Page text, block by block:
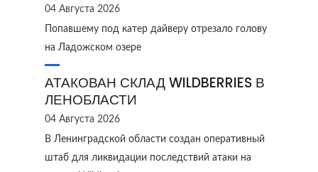
04 Августа 2026
Попавшему под катер дайверу отрезало голову
на Ладожском озере
АТАКОВАН СКЛАД WILDBERRIES В
ЛЕНОБЛАСТИ
04 Августа 2026
В Ленинградской области создан оперативный
штаб для ликвидации последствий атаки на